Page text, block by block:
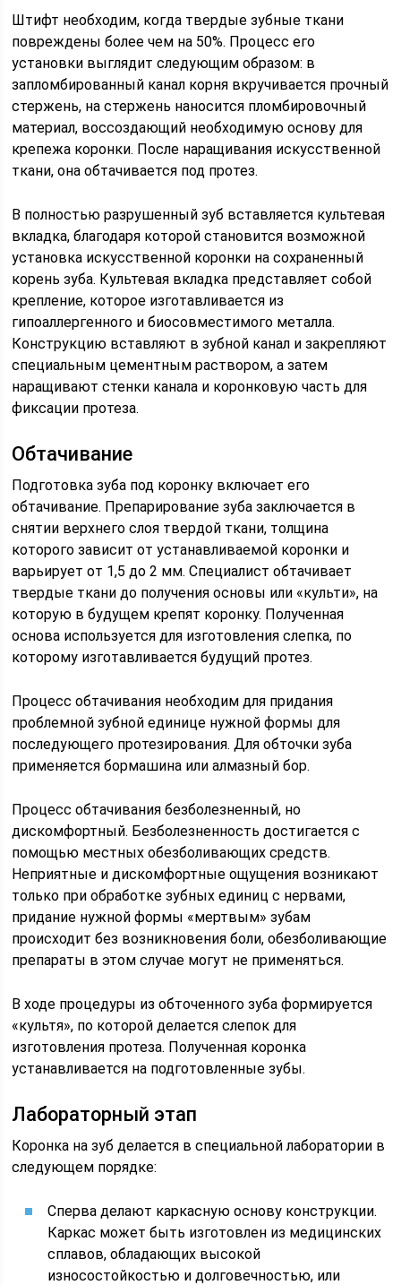
Штифт необходим, когда твердые зубные ткани
повреждены более чем на 50%. Процесс его
установки выглядит следующим образом: в
запломбированный канал корня вкручивается прочный
стержень, на стержень наносится пломбировочный
материал, воссоздающий необходимую основу для
крепежа коронки. После наращивания искусственной
ткани, она обтачивается под протез.
В полностью разрушенный зуб вставляется культевая
вкладка, благодаря которой становится возможной
установка искусственной коронки на сохраненный
корень зуба. Культевая вкладка представляет собой
крепление, которое изготавливается из
гипоаллергенного и биосовместимого металла.
Конструкцию вставляют в зубной канал и закрепляют
специальным цементным раствором, а затем
наращивают стенки канала и коронковую часть для
фиксации протеза.
Обтачивание
Подготовка зуба под коронку включает его
обтачивание. Препарирование зуба заключается в
снятии верхнего слоя твердой ткани, толщина
которого зависит от устанавливаемой коронки и
варьирует от 1,5 до 2 мм. Специалист обтачивает
твердые ткани до получения основы или «культи», на
которую в будущем крепят коронку. Полученная
основа используется для изготовления слепка, по
которому изготавливается будущий протез.
Процесс обтачивания необходим для придания
проблемной зубной единице нужной формы для
последующего протезирования. Для обточки зуба
применяется бормашина или алмазный бор.
Процесс обтачивания безболезненный, но
дискомфортный. Безболезненность достигается с
помощью местных обезболивающих средств.
Неприятные и дискомфортные ощущения возникают
только при обработке зубных единиц с нервами,
придание нужной формы «мертвым» зубам
происходит без возникновения боли, обезболивающие
препараты в этом случае могут не применяться.
В ходе процедуры из обточенного зуба формируется
«культя», по которой делается слепок для
изготовления протеза. Полученная коронка
устанавливается на подготовленные зубы.
Лабораторный этап
Коронка на зуб делается в специальной лаборатории в
следующем порядке:
Сперва делают каркасную основу конструкции.
Каркас может быть изготовлен из медицинских
сплавов, обладающих высокой
износостойкостью и долговечностью, или